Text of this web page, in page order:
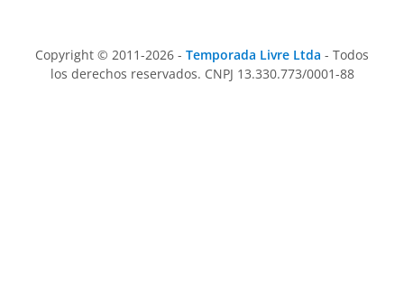
Copyright © 2011-2026 - Temporada Livre Ltda - Todos
los derechos reservados. CNPJ 13.330.773/0001-88